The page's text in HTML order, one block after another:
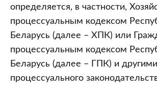
определяется, в частности,
процессуальным кодексом
Беларусь (далее – ХПК) или
процессуальным кодексом
Беларусь (далее – ГПК) и
процессуального